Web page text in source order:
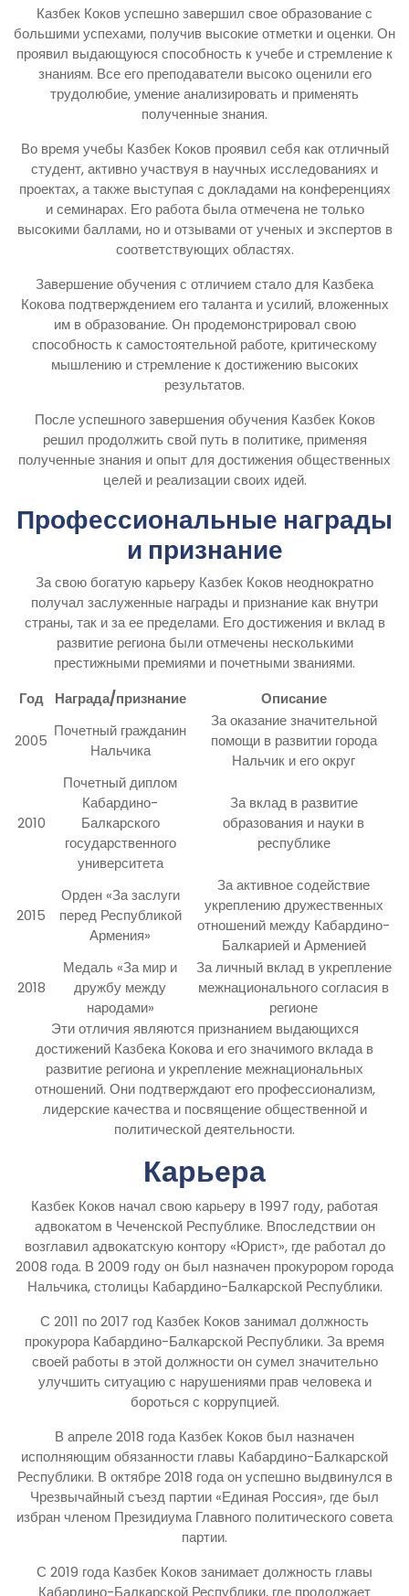
Казбек Коков успешно завершил свое образование с
большими успехами, получив высокие отметки и оценки. Он
проявил выдающуюся способность к учебе и стремление к
знаниям. Все его преподаватели высоко оценили его
трудолюбие, умение анализировать и применять
полученные знания.
Во время учебы Казбек Коков проявил себя как отличный
студент, активно участвуя в научных исследованиях и
проектах, а также выступая с докладами на конференциях
и семинарах. Его работа была отмечена не только
высокими баллами, но и отзывами от ученых и экспертов в
соответствующих областях.
Завершение обучения с отличием стало для Казбека
Кокова подтверждением его таланта и усилий, вложенных
им в образование. Он продемонстрировал свою
способность к самостоятельной работе, критическому
мышлению и стремление к достижению высоких
результатов.
После успешного завершения обучения Казбек Коков
решил продолжить свой путь в политике, применяя
полученные знания и опыт для достижения общественных
целей и реализации своих идей.
Профессиональные награды
и признание
За свою богатую карьеру Казбек Коков неоднократно
получал заслуженные награды и признание как внутри
страны, так и за ее пределами. Его достижения и вклад в
развитие региона были отмечены несколькими
престижными премиями и почетными званиями.
Год
Награда/признание Описание
2005
Почетный гражданин
Нальчика
За оказание значительной
помощи в развитии города
Нальчик и его округ
2010
Почетный диплом
Кабардино-
Балкарского
государственного
университета
За вклад в развитие
образования и науки в
республике
2015
Орден «За заслуги
перед Республикой
Армения»
За активное содействие
укреплению дружественных
отношений между Кабардино-
Балкарией и Арменией
2018
Медаль «За мир и
дружбу между
народами»
За личный вклад в укрепление
межнационального согласия в
регионе
Эти отличия являются признанием выдающихся
достижений Казбека Кокова и его значимого вклада в
развитие региона и укрепление межнациональных
отношений. Они подтверждают его профессионализм,
лидерские качества и посвящение общественной и
политической деятельности.
Карьера
Казбек Коков начал свою карьеру в 1997 году, работая
адвокатом в Чеченской Республике. Впоследствии он
возглавил адвокатскую контору «Юрист», где работал до
2008 года. В 2009 году он был назначен прокурором города
Нальчика, столицы Кабардино-Балкарской Республики.
С 2011 по 2017 год Казбек Коков занимал должность
прокурора Кабардино-Балкарской Республики. За время
своей работы в этой должности он сумел значительно
улучшить ситуацию с нарушениями прав человека и
бороться с коррупцией.
В апреле 2018 года Казбек Коков был назначен
исполняющим обязанности главы Кабардино-Балкарской
Республики. В октябре 2018 года он успешно выдвинулся в
Чрезвычайный съезд партии «Единая Россия», где был
избран членом Президиума Главного политического совета
партии.
С 2019 года Казбек Коков занимает должность главы
Кабардино-Балкарской Республики, где продолжает